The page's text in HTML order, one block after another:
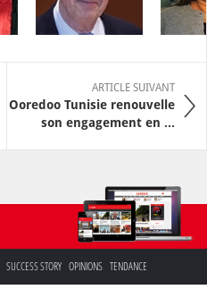
ARTICLE SUIVANT
Ooredoo Tunisie renouvelle
son engagement en ...
SUCCESS STORY OPINIONS TENDANCE